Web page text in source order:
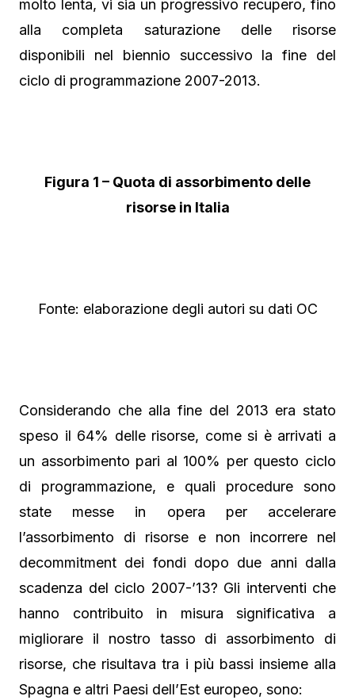
molto lenta, vi sia un progressivo recupero, fino
alla completa saturazione delle risorse
disponibili nel biennio successivo la fine del
ciclo di programmazione 2007-2013.
Figura 1 – Quota di assorbimento delle
risorse in Italia
Fonte: elaborazione degli autori su dati OC
Considerando che alla fine del 2013 era stato
speso il 64% delle risorse, come si è arrivati a
un assorbimento pari al 100% per questo ciclo
di programmazione, e quali procedure sono
state messe in opera per accelerare
l’assorbimento di risorse e non incorrere nel
decommitment dei fondi dopo due anni dalla
scadenza del ciclo 2007-’13? Gli interventi che
hanno contribuito in misura significativa a
migliorare il nostro tasso di assorbimento di
risorse, che risultava tra i più bassi insieme alla
Spagna e altri Paesi dell’Est europeo, sono: